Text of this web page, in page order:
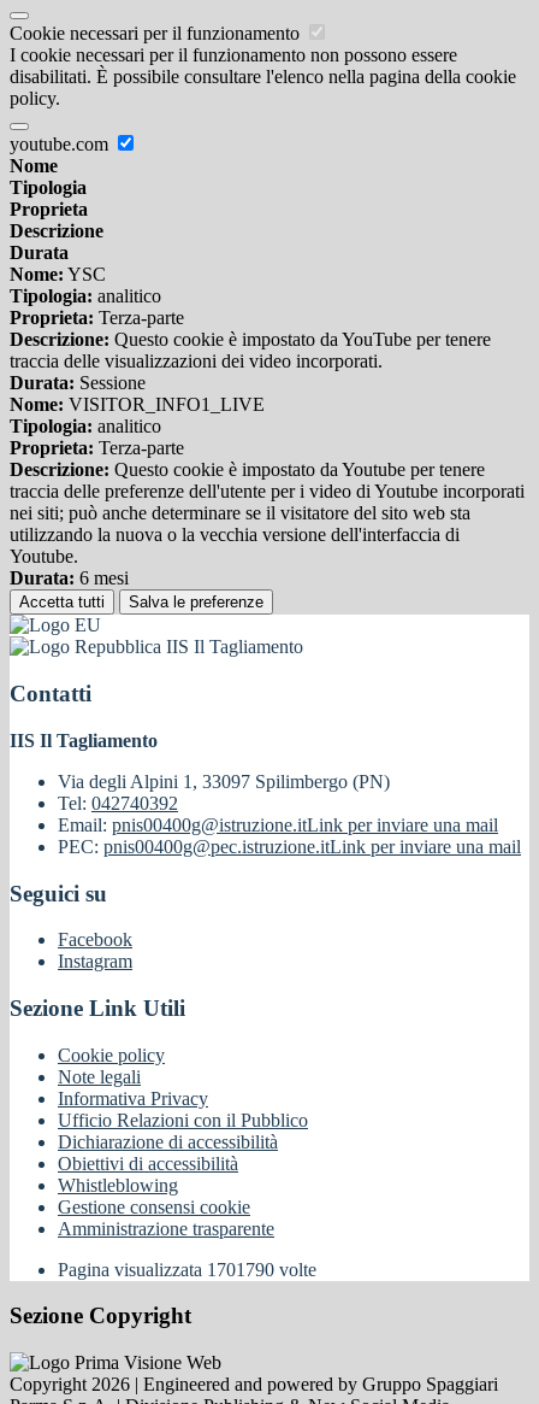
Cookie necessari per il funzionamento
I cookie necessari per il funzionamento non possono essere
disabilitati. È possibile consultare l'elenco nella pagina della cookie
policy.
youtube.com
Nome
Tipologia
Proprieta
Descrizione
Durata
Nome: YSC
Tipologia: analitico
Proprieta: Terza-parte
Descrizione: Questo cookie è impostato da YouTube per tenere
traccia delle visualizzazioni dei video incorporati.
Durata: Sessione
Nome: VISITOR_INFO1_LIVE
Tipologia: analitico
Proprieta: Terza-parte
Descrizione: Questo cookie è impostato da Youtube per tenere
traccia delle preferenze dell'utente per i video di Youtube incorporati
nei siti; può anche determinare se il visitatore del sito web sta
utilizzando la nuova o la vecchia versione dell'interfaccia di
Youtube.
Durata: 6 mesi
Accetta tutti Salva le preferenze
IIS Il Tagliamento
Contatti
IIS Il Tagliamento
Via degli Alpini 1, 33097 Spilimbergo (PN)
Tel: 042740392
Email: pnis00400g@istruzione.itLink per inviare una mail
PEC: pnis00400g@pec.istruzione.itLink per inviare una mail
Seguici su
Facebook
Instagram
Sezione Link Utili
Cookie policy
Note legali
Informativa Privacy
Ufficio Relazioni con il Pubblico
Dichiarazione di accessibilità
Obiettivi di accessibilità
Whistleblowing
Gestione consensi cookie
Amministrazione trasparente
Pagina visualizzata 1701790 volte
Sezione Copyright
Copyright 2026 | Engineered and powered by Gruppo Spaggiari